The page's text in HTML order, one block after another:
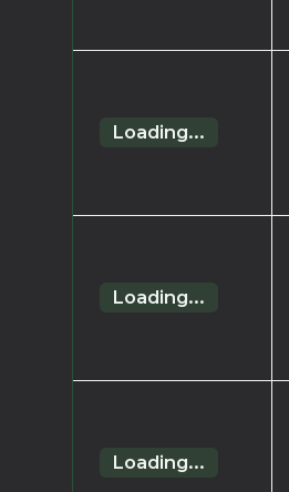
Loading...
Loading...
Loading...